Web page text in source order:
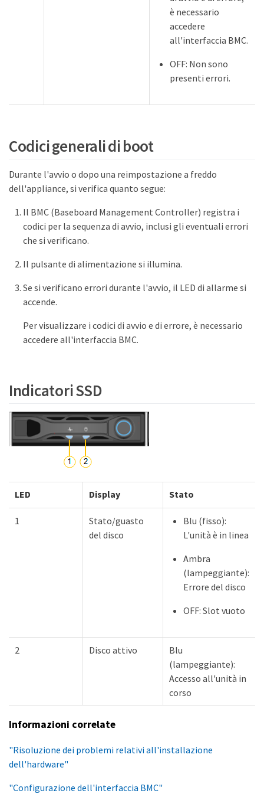
è necessario
accedere
all'interfaccia BMC.
OFF: Non sono
presenti errori.
Codici generali di boot
Durante l'avvio o dopo una reimpostazione a freddo
dell'appliance, si verifica quanto segue:
Il BMC (Baseboard Management Controller) registra i
codici per la sequenza di avvio, inclusi gli eventuali errori
che si verificano.
Il pulsante di alimentazione si illumina.
Se si verificano errori durante l'avvio, il LED di allarme si
accende.
Per visualizzare i codici di avvio e di errore, è necessario
accedere all'interfaccia BMC.
Indicatori SSD
LED Display Stato
1
Stato/guasto
del disco
Blu (fisso):
L'unità è in linea
Ambra
(lampeggiante):
Errore del disco
OFF: Slot vuoto
2 Disco attivo
Blu
(lampeggiante):
Accesso all'unità in
corso
Informazioni correlate
"Risoluzione dei problemi relativi all'installazione
dell'hardware"
"Configurazione dell'interfaccia BMC"